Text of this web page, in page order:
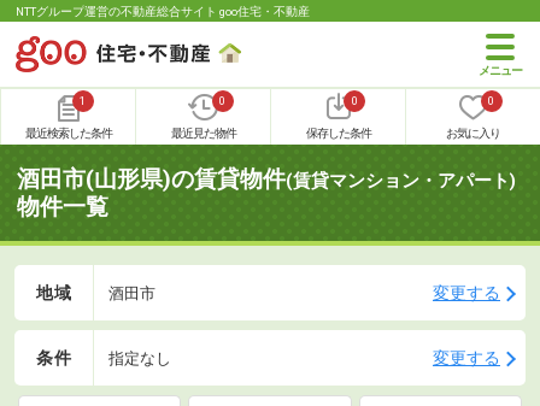
NTTグループ運営の不動産総合サイト goo住宅・不動産
1
最近検索した条件
0
最近見た物件
0
保存した条件
0
お気に入り
酒田市(山形県)の賃貸物件(賃貸マンション・アパート)
物件一覧
地域 酒田市 変更する
条件 指定なし 変更する